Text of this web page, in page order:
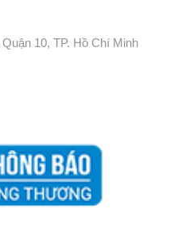
10, TP. Hồ Chí Minh